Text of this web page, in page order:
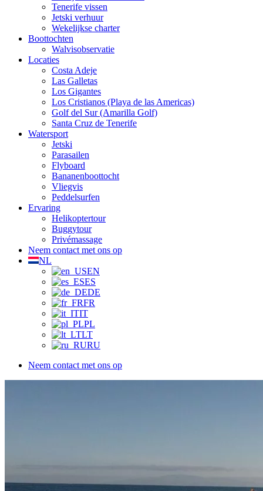
Tenerife vissen
Jetski verhuur
Wekelijkse charter
Boottochten
Walvisobservatie
Locaties
Costa Adeje
Las Galletas
Los Gigantes
Los Cristianos (Playa de las Americas)
Golf del Sur (Amarilla Golf)
Santa Cruz de Tenerife
Watersport
Jetski
Parasailen
Flyboard
Bananenboottocht
Vliegvis
Peddelsurfen
Ervaring
Helikoptertour
Buggytour
Privémassage
Neem contact met ons op
NL
EN
ES
DE
FR
IT
PL
LT
RU
Neem contact met ons op